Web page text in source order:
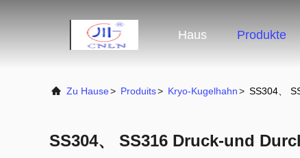
Haus Produkte
Zu Hause> Produits> Kryo-Kugelhahn> SS304、
SS304、 SS316 Druck-und